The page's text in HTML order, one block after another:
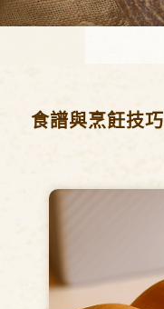
食譜與烹飪技巧